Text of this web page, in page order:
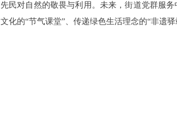
先民对自然的敬畏与利用。未来，街道党群服
文化的“节气课堂”、传递绿色生活理念的“非遗